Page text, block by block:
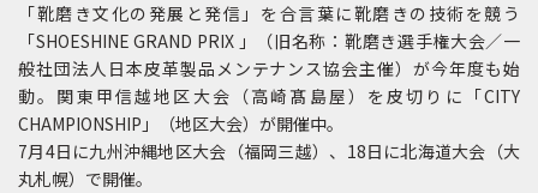
「靴磨き文化の発展と発信」を合言葉に靴磨きの技術を競う
「SHOESHINE GRAND PRIX 」（旧名称：靴磨き選手権大会／一
般社団法人日本皮革製品メンテナンス協会主催）が今年度も始
動。関東甲信越地区大会（高崎髙島屋）を皮切りに「CITY
CHAMPIONSHIP」（地区大会）が開催中。
7月4日に九州沖縄地区大会（福岡三越）、18日に北海道大会（大
丸札幌）で開催。